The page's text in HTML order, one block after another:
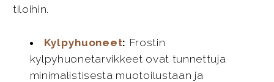
tiloihin.
Kylpyhuoneet: Frostin
kylpyhuonetarvikkeet ovat tunnettuja
minimalistisesta muotoilustaan ja